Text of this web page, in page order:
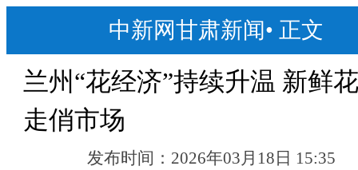
中新网甘肃新闻• 正文
兰州“花经济”持续升温 新鲜
走俏市场
发布时间： 2026年03月18日 15:35